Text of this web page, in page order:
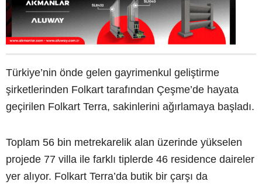
Türkiye’nin önde gelen gayrimenkul geliştirme
şirketlerinden Folkart tarafından Çeşme’de hayata
geçirilen Folkart Terra, sakinlerini ağırlamaya başladı.
Toplam 56 bin metrekarelik alan üzerinde yükselen
projede 77 villa ile farklı tiplerde 46 residence daireler
yer alıyor. Folkart Terra’da butik bir çarşı da